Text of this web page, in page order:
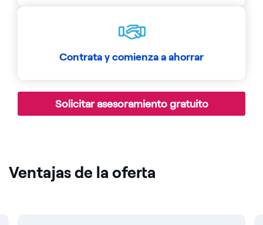
Contrata y comienza a ahorrar
Solicitar asesoramiento gratuito
Ventajas de la oferta